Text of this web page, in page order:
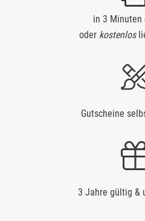
in 3 Minuten
oder kostenlos
Gutscheine
3 Jahre gültig &